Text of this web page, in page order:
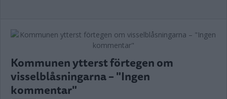
Kommunen ytterst förtegen om
visselblåsningarna – "Ingen
kommentar"